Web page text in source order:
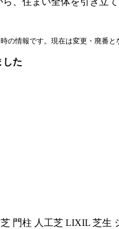
の情報です。現在は変更・廃番と
した
芝 門柱 人工芝 LIXIL 芝生